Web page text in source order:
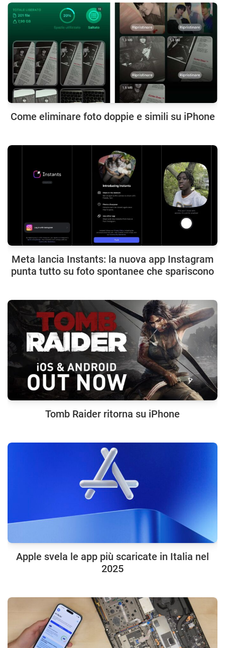
Come eliminare foto doppie e simili su iPhone
Meta lancia Instants: la nuova app Instagram
punta tutto su foto spontanee che spariscono
Tomb Raider ritorna su iPhone
Apple svela le app più scaricate in Italia nel
2025